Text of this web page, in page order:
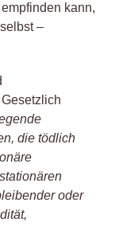
kann,
–
Gesetzlich
die tödlich
oder